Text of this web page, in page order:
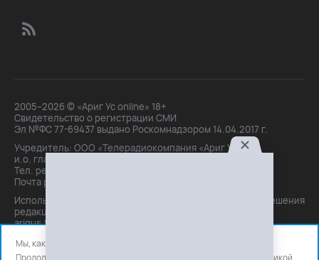
2005–2026 © «Ариг Ус online» 18+
Свидетельство о регистрации СМИ
Эл №ФС 77-69437 выдано Роскомнадзором 14.04.2017 г.
Учредитель: ООО «Телерадиокомпания «Ариг Ус»,
и.о. главного редактора: Маханова О.Б.
Тел. peдakции: +7(3012)21-30-14,
Почта peдakции: editor@arigus.tv
Использование материалов только с письменного разрешения
редакции. При цитировании прямая активная ссылка на
arigus.tv обязательна.
Мы, как и все используем файлы cookie и сервисы аналитики.
Продолжая использовать сайт, вы соглашаетесь с нашей
политикой